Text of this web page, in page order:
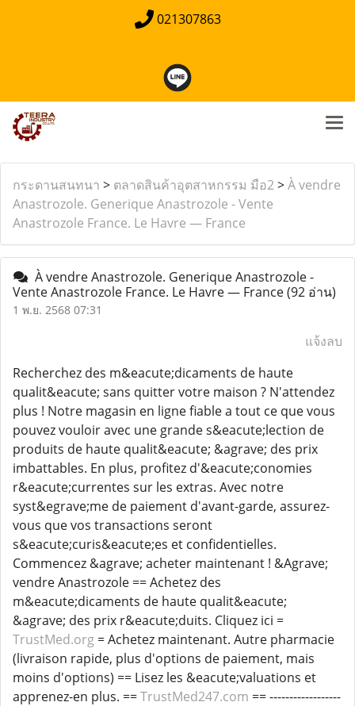
021307863
กระดานสนทนา > ตลาดสินค้าอุตสาหกรรม มือ2>À vendre
Anastrozole. Generique Anastrozole - Vente
Anastrozole France. Le Havre — France
À vendre Anastrozole. Generique Anastrozole -
Vente Anastrozole France. Le Havre — France(92 อ่าน)
1 พ.ย. 2568 07:31
แจ้งลบ
Recherchez des m&eacute;dicaments de haute
qualit&eacute; sans quitter votre maison ? N'attendez
plus ! Notre magasin en ligne fiable a tout ce que vous
pouvez vouloir avec une grande s&eacute;lection de
produits de haute qualit&eacute; &agrave; des prix
imbattables. En plus, profitez d'&eacute;conomies
r&eacute;currentes sur les extras. Avec notre
syst&egrave;me de paiement d'avant-garde, assurez-
vous que vos transactions seront
s&eacute;curis&eacute;es et confidentielles.
Commencez &agrave; acheter maintenant ! &Agrave;
vendre Anastrozole == Achetez des
m&eacute;dicaments de haute qualit&eacute;
&agrave; des prix r&eacute;duits. Cliquez ici =
TrustMed.org = Achetez maintenant. Autre pharmacie
(livraison rapide, plus d'options de paiement, mais
moins d'options) == Lisez les &eacute;valuations et
apprenez-en plus. ==TrustMed247.com == ------------------